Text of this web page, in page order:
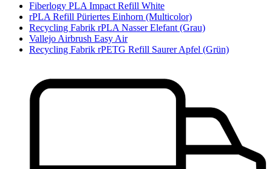
Fiberlogy PLA Impact Refill White
rPLA Refill Püriertes Einhorn (Multicolor)
Recycling Fabrik rPLA Nasser Elefant (Grau)
Vallejo Airbrush Easy Air
Recycling Fabrik rPETG Refill Saurer Apfel (Grün)